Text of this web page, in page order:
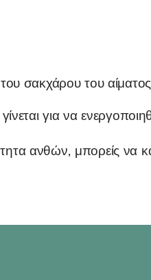
σακχάρου του
για να
ανθών, μπορείς να